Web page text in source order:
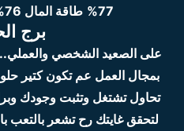
77%
طاقة المال 76%
برج
على الصعيد الشخصي والعملي..
بمجال العمل عم تكون كتير
تحاول تشتغل وتثبت وجودك
لتحقق غايتك رح تشعر بالتعب